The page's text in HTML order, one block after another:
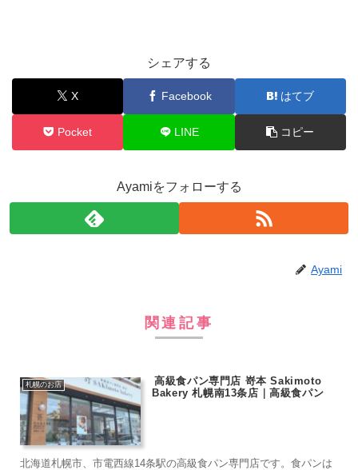
シェアする
X Facebook はてブ
Pocket LINE コピー
Ayamiをフォローする
Ayami
関連記事
札幌のお店
高級食パン専門店 嵜本 Sakimoto
Bakery 札幌南13条店｜高級食パン
北海道札幌市、市電西線14条駅の高級食パン専門店です。食パンは